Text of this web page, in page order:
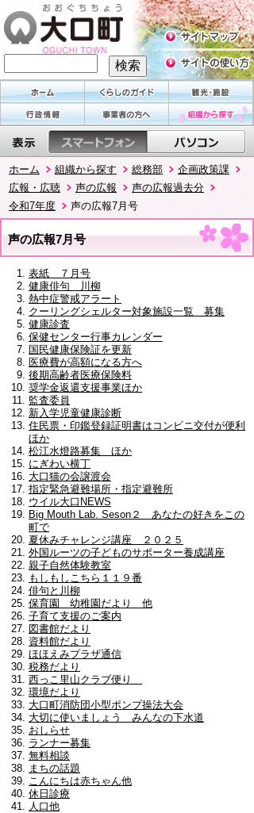
ホーム 組織から探す 総務部
企画政策課
広報・広聴
声の広報
声の広報過去分
令和7年度
声の広報7月号
声の広報7月号
表紙 ７月号
健康俳句 川柳
熱中症警戒アラート
クーリングシェルター対象施設一覧 募集
健康診査
保健センター行事カレンダー
国民健康保険証を更新
医療費が高額になる方へ
後期高齢者医療保険料
奨学金返還支援事業ほか
監査委員
新入学児童健康診断
住民票・印鑑登録証明書はコンビニ交付が便利
ほか
松江水燈路募集 ほか
にぎわい横丁
大口猫の会譲渡会
指定緊急避難場所・指定避難所
ウイル大口NEWS
Big Mouth Lab. Seson２ あなたの好きをこの
町で
夏休みチャレンジ講座 ２０２５
外国ルーツの子どものサポーター養成講座
親子自然体験教室
もしもしこちら１１９番
俳句と川柳
保育園 幼稚園だより 他
子育て支援のご案内
図書館だより
資料館だより
ほほえみプラザ通信
税務だより
西っこ里山クラブ便り
環境だより
大口町消防団小型ポンプ操法大会
大切に使いましょう みんなの下水道
おしらせ
ランナー募集
無料相談
まちの話題
こんにちは赤ちゃん他
休日診療
人口他